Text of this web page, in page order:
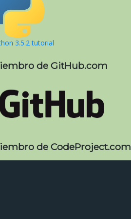
3.5.2 tutorial
de GitHub.com
de CodeProject.com